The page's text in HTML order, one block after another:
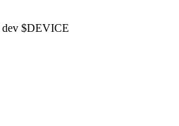
$DEVICE